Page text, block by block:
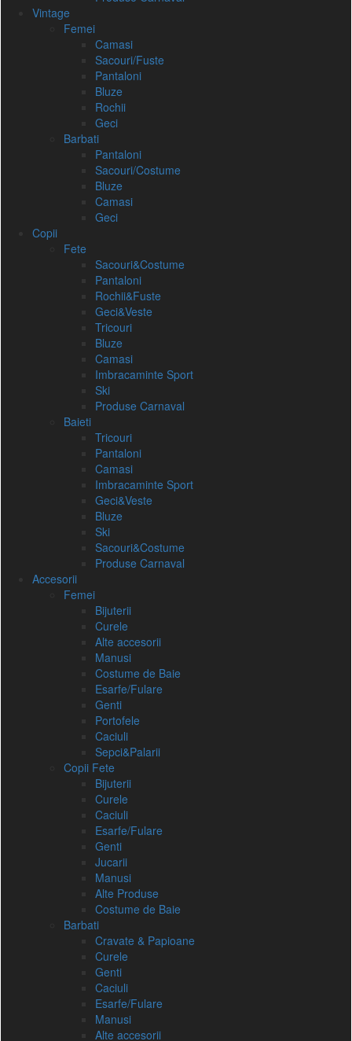
Vintage
Femei
Camasi
Sacouri/Fuste
Pantaloni
Bluze
Rochii
Geci
Barbati
Pantaloni
Sacouri/Costume
Bluze
Camasi
Geci
Copii
Fete
Sacouri&Costume
Pantaloni
Rochii&Fuste
Geci&Veste
Tricouri
Bluze
Camasi
Imbracaminte Sport
Ski
Produse Carnaval
Baieti
Tricouri
Pantaloni
Camasi
Imbracaminte Sport
Geci&Veste
Bluze
Ski
Sacouri&Costume
Produse Carnaval
Accesorii
Femei
Bijuterii
Curele
Alte accesorii
Manusi
Costume de Baie
Esarfe/Fulare
Genti
Portofele
Caciuli
Sepci&Palarii
Copii Fete
Bijuterii
Curele
Caciuli
Esarfe/Fulare
Genti
Jucarii
Manusi
Alte Produse
Costume de Baie
Barbati
Cravate & Papioane
Curele
Genti
Caciuli
Esarfe/Fulare
Manusi
Alte accesorii